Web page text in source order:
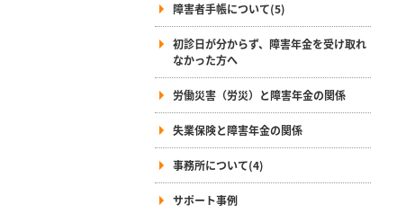
障害者手帳について(5)
初診日が分からず、障害年金を受け取れ
なかった方へ
労働災害（労災）と障害年金の関係
失業保険と障害年金の関係
事務所について(4)
サポート事例